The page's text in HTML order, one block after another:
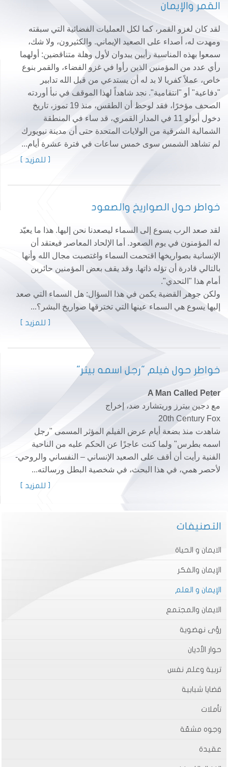
القمر والإيمان
لقد كان لغزو القمر، كما لكل العمليات الفضائية التي سبقته
ومهدت له، أصداء على الصعيد الإيماني. والكثيرون، ولا شك،
سمعوا بهذه المناسبة رأيين يبدوان لأول وهلة متناقضين: أولهما
رأي عدد من المؤمنين الذين رأوا في غزو الفضاء، والقمر بنوع
خاص، عملاً كفريا لا بد له أن يستدعي من قبل الله تدابير
"دفاعية" أو "انتقامية". نجد شاهداً لهذا الموقف في نبأ أوردته
الصحف مؤخرًا، فقد لوحظ أن الطقس، منذ 19 تموز، تاريخ
دخول أبولو 11 في المدار القمري، قد ساء في المنطقة
الشمالية الشرقية من الولايات المتحدة حتى أن مدينة نيويورك
لم تشاهد الشمس سوى خمس ساعات في فترة عشرة أيام...
[ للمزيد ]
خواطر حول الصواريخ والصعود
لقد صعد الرب يسوع إلى السماء ليصعدنا نحن إليها. هذا ما يعيّد
له المؤمنون في يوم الصعود. أما الإلحاد المعاصر فيعتقد أن
الإنسانية بصواريخها اقتحمت السماء واغتصبت مجال الله وأنها
بالتالي قادرة أن تؤله ذاتها. وقد يقف بعض المؤمنين حائرين
أمام هذا "التحدي".
ولكن جوهر القضية يكمن في هذا السؤال: هل السماء التي صعد
إليها يسوع هي السماء عينها التي تخترقها صواريخ البشر؟...
[ للمزيد ]
خواطر حول فيلم "رجل اسمه بيتر"
A Man Called Peter
مع دجين بيترز وريتشارد ضد، إخراج
20th Century Fox
شاهدت منذ بضعة أيام عرض الفيلم المؤثر المسمى "رجل
اسمه بطرس" ولما كنت عاجزًا عن الحكم عليه من الناحية
الفنية رأيت أن أقف على الصعيد الإنساني – النفساني والروحي-
لأحصر همي، في هذا البحث، في شخصية البطل ورسالته...
[ للمزيد ]
التصنيفات
الايمان و الحياة
الإيمان والفكر
الإيمان و العلم
الايمان والمجتمع
رؤى نهضوية
حوار الأديان
تربية وعلم نفس
قضايا شبابية
تأملات
وجوه مشعّة
عقيدة